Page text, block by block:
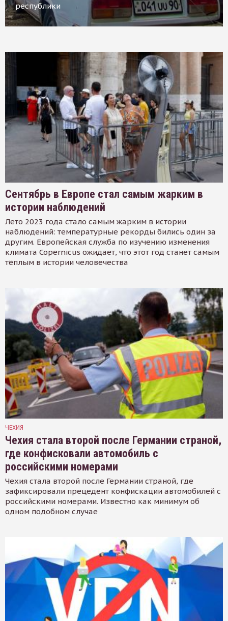
республики
Сентябрь в Европе стал самым жарким в
истории наблюдений
Лето 2023 года стало самым жарким в истории
наблюдений: температурные рекорды бились один за
другим. Европейская служба по изучению изменения
климата Copernicus ожидает, что этот год станет самым
тёплым в истории человечества
ЧЕХИЯ
Чехия стала второй после Германии страной,
где конфисковали автомобиль с
российскими номерами
Чехия стала второй после Германии страной, где
зафиксировали прецедент конфискации автомобилей с
российскими номерами. Известно как минимум об
одном подобном случае